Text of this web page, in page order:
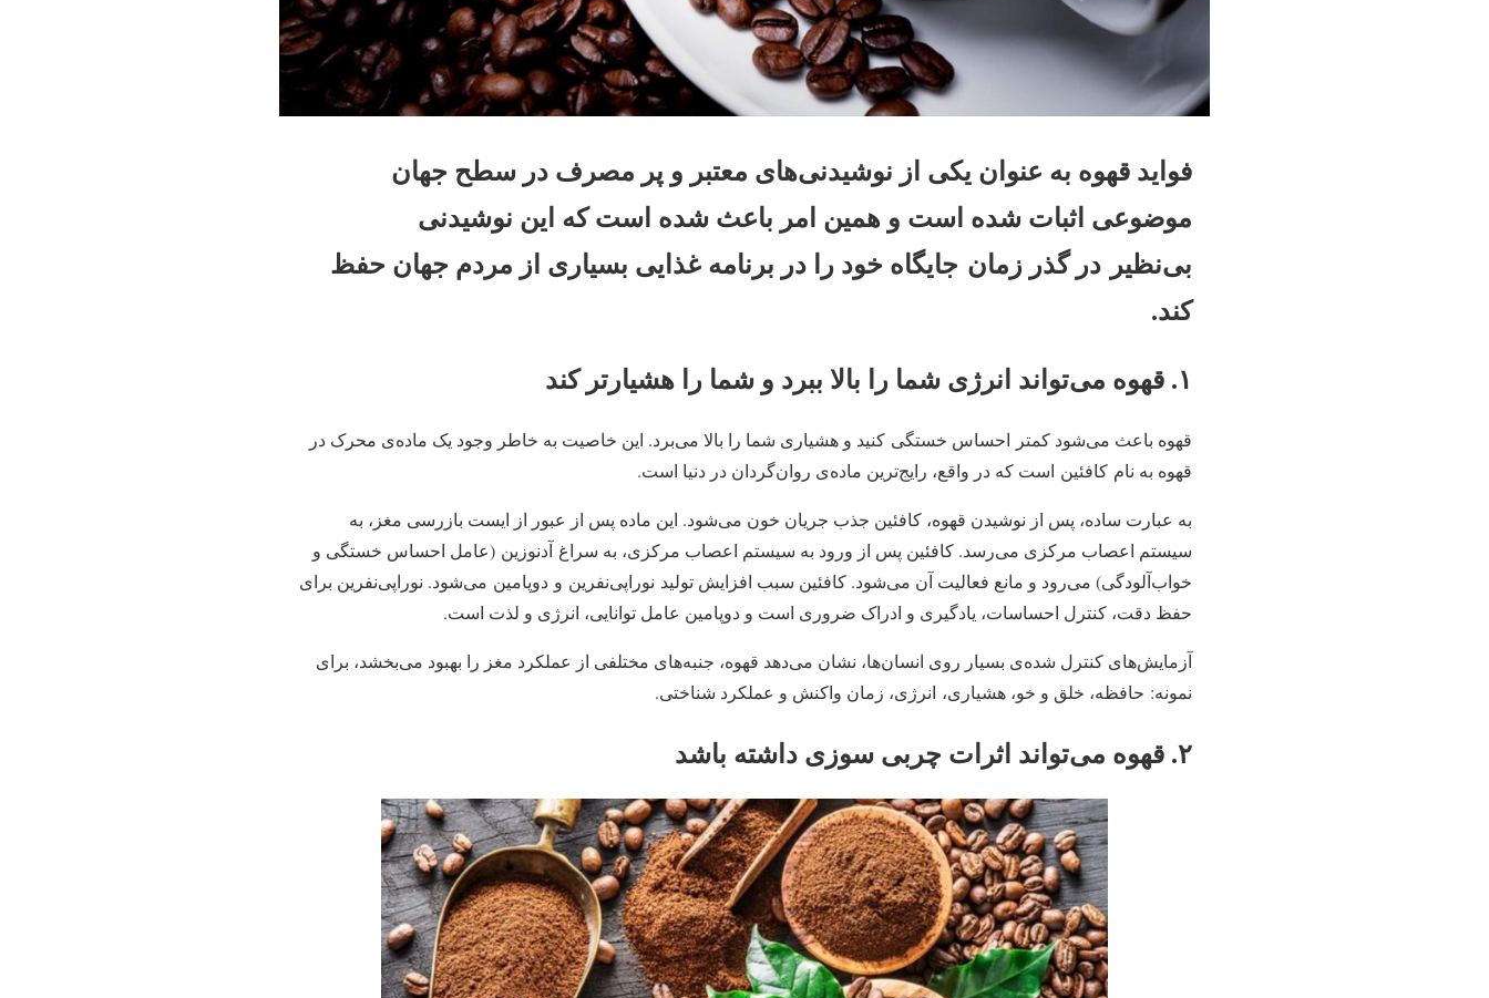
فواید قهوه به عنوان یکی از نوشیدنی‌های معتبر و پر مصرف در سطح جهان
موضوعی اثبات شده است و همین امر باعث شده است که این نوشیدنی
بی‌نظیر در گذر زمان جایگاه خود را در برنامه غذایی بسیاری از مردم جهان حفظ
کند.
۱. قهوه می‌تواند انرژی شما را بالا ببرد و شما را هشیارتر کند
قهوه باعث می‌شود کمتر احساس خستگی کنید و هشیاری شما را بالا می‌برد. این خاصیت به خاطر وجود یک ماده‌ی محرک در
قهوه به نام کافئین است که در واقع، رایج‌ترین ماده‌ی روان‌گردان در دنیا است.
به عبارت ساده، پس از نوشیدن قهوه، کافئین جذب جریان خون می‌شود. این ماده پس از عبور از ایست بازرسی مغز، به
سیستم اعصاب مرکزی می‌رسد. کافئین پس از ورود به سیستم اعصاب مرکزی، به سراغ آدنوزین (عامل احساس خستگی و
خواب‌آلودگی) می‌رود و مانع فعالیت آن می‌شود. کافئین سبب افزایش تولید نوراپی‌نفرین و دوپامین می‌شود. نوراپی‌نفرین برای
حفظ دقت، کنترل احساسات، یادگیری و ادراک ضروری است و دوپامین عامل توانایی، انرژی و لذت است.
آزمایش‌های کنترل‌ شده‌ی بسیار روی انسان‌ها، نشان می‌دهد قهوه، جنبه‌های مختلفی از عملکرد مغز را بهبود می‌بخشد، برای
نمونه: حافظه، خلق و خو، هشیاری، انرژی، زمان واکنش و عملکرد شناختی.
۲. قهوه می‌تواند اثرات چربی‌ سوزی داشته باشد